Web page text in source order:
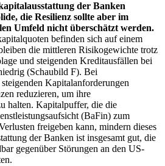
der Banken
die Resilienz sollte aber im
Umfeld nicht überschätzt werden.
befinden sich auf einem
die mittleren Risikogewichte trotz
und steigenden Kreditausfällen bei
(Schaubild F). Bei
Kapitalanforderungen
reduzieren, um ihre
halten. Kapitalpuffer, die die
(BaFin) zum
freigeben kann, mindern dieses
der Banken ist insgesamt gut, die
gegenüber Störungen an den US-